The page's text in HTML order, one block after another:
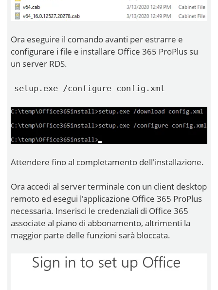
Ora eseguire il comando avanti per estrarre e
configurare i file e installare Office 365 ProPlus su
un server RDS.
setup.exe /configure config.xml
Attendere fino al completamento dell'installazione.
Ora accedi al server terminale con un client desktop
remoto ed esegui l'applicazione Office 365 ProPlus
necessaria. Inserisci le credenziali di Office 365
associate al piano di abbonamento, altrimenti la
maggior parte delle funzioni sarà bloccata.